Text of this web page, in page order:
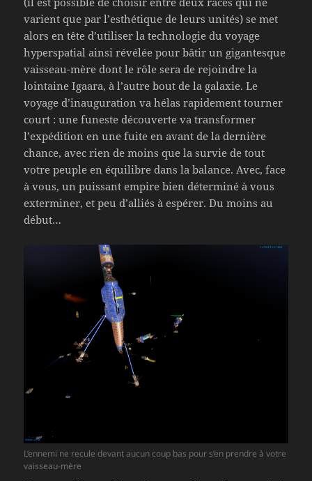
varient que par l’esthétique de leurs unités) se met
alors en tête d’utiliser la technologie du voyage
hyperspatial ainsi révélée pour bâtir un gigantesque
vaisseau-mère dont le rôle sera de rejoindre la
lointaine Igaara, à l’autre bout de la galaxie. Le
voyage d’inauguration va hélas rapidement tourner
court : une funeste découverte va transformer
l’expédition en une fuite en avant de la dernière
chance, avec rien de moins que la survie de tout
votre peuple en équilibre dans la balance. Avec, face
à vous, un puissant empire bien déterminé à vous
exterminer, et peu d’alliés à espérer. Du moins au
début…
L’ennemi ne recule devant aucun coup bas pour s’en prendre à votre
vaisseau-mère